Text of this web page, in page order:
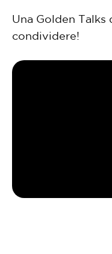
Una Golden Talks
condividere!